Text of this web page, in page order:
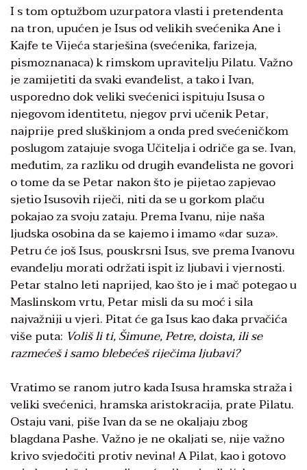
I s tom optužbom uzurpatora vlasti i pretendenta
na tron, upućen je Isus od velikih svećenika Ane i
Kajfe te Vijeća starješina (svećenika, farizeja,
pismoznanaca) k rimskom upravitelju Pilatu. Važno
je zamijetiti da svaki evanđelist, a tako i Ivan,
usporedno dok veliki svećenici ispituju Isusa o
njegovom identitetu, njegov prvi učenik Petar,
najprije pred sluškinjom a onda pred svećeničkom
poslugom zatajuje svoga Učitelja i odriče ga se. Ivan,
međutim, za razliku od drugih evanđelista ne govori
o tome da se Petar nakon što je pijetao zapjevao
sjetio Isusovih riječi, niti da se u gorkom plaču
pokajao za svoju zataju. Prema Ivanu, nije naša
ljudska osobina da se kajemo i imamo «dar suza».
Petru će još Isus, pouskrsni Isus, sve prema Ivanovu
evanđelju morati održati ispit iz ljubavi i vjernosti.
Petar stalno leti naprijed, kao što je i mač potegao u
Maslinskom vrtu, Petar misli da su moć i sila
najvažniji u vjeri. Pitat će ga Isus kao đaka prvačića
više puta: Voliš li ti, Šimune, Petre, doista, ili se
razmećeš i samo blebećeš riječima ljubavi?
Vratimo se ranom jutro kada Isusa hramska straža i
veliki svećenici, hramska aristokracija, prate Pilatu.
Ostaju vani, piše Ivan da se ne okaljaju zbog
blagdana Pashe. Važno je ne okaljati se, nije važno
krivo svjedočiti protiv nevina! A Pilat, kao i gotovo